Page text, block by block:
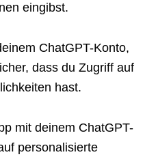
eingibst.
ChatGPT-Konto,
dass du Zugriff auf
hast.
mit deinem ChatGPT-
personalisierte